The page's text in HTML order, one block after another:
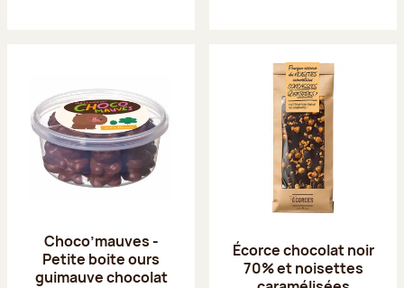
Choco’mauves -
Petite boite ours
guimauve chocolat
Écorce chocolat noir
70% et noisettes